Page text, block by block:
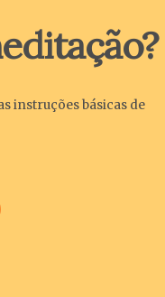
instruções básicas de